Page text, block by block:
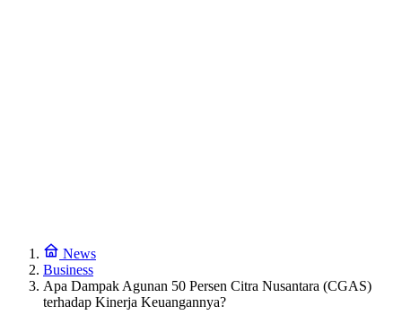
News
Business
Apa Dampak Agunan 50 Persen Citra Nusantara (CGAS)
terhadap Kinerja Keuangannya?